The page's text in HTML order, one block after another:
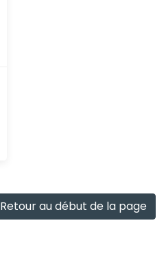
Retour au début de la page